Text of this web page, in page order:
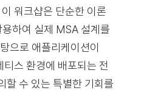
워크샵은 단순한 이론
하여 실제 MSA 설계를
으로 애플리케이션이
스 환경에 배포되는 전
할 수 있는 특별한 기회를